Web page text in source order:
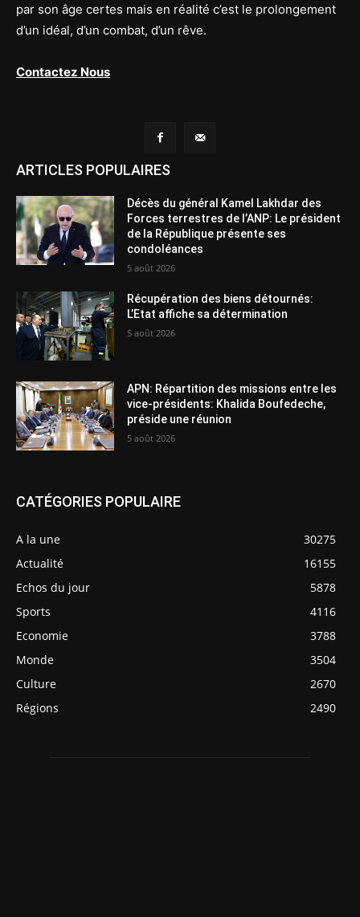
par son âge certes mais en réalité c’est le prolongement
d’un idéal, d’un combat, d’un rêve.
Contactez Nous
ARTICLES POPULAIRES
Décès du général Kamel Lakhdar des
Forces terrestres de l’ANP: Le président
de la République présente ses
condoléances
5 août 2026
Récupération des biens détournés:
L’Etat affiche sa détermination
5 août 2026
APN: Répartition des missions entre les
vice-présidents: Khalida Boufedeche,
préside une réunion
5 août 2026
CATÉGORIES POPULAIRE
A la une
30275
Actualité
16155
Echos du jour
5878
Sports
4116
Economie
3788
Monde
3504
Culture
2670
Régions
2490